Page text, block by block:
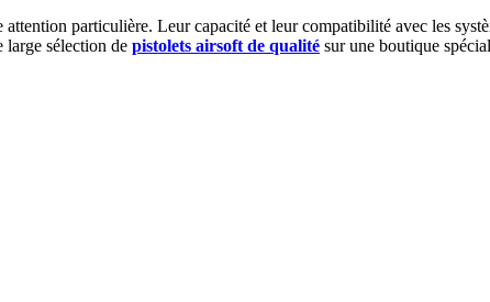
particulière. Leur capacité et leur compatibilité avec les
large sélection de pistolets airsoft de qualité sur une boutique